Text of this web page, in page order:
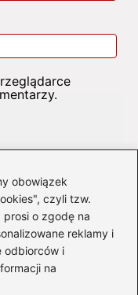
obowiązek
czyli tzw.
o zgodę na
reklamy i
odbiorców i
na